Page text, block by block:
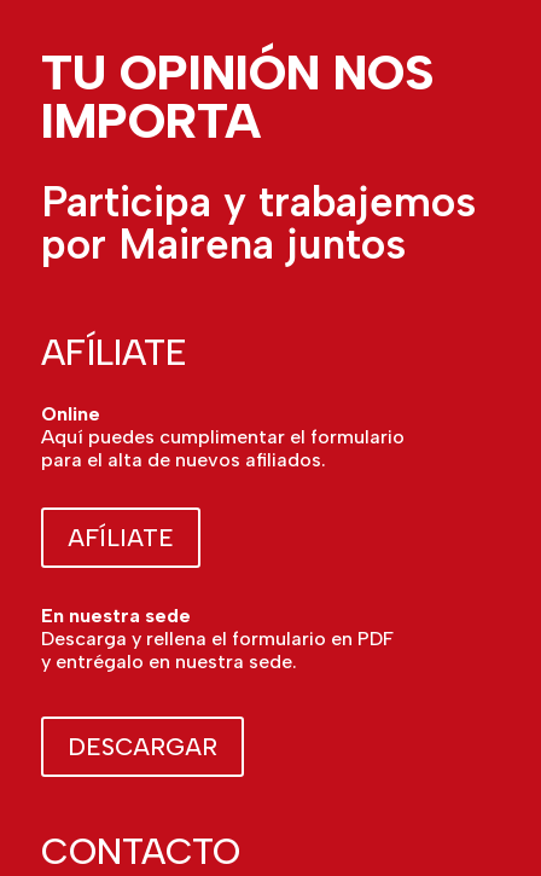
TU OPINIÓN NOS
IMPORTA
Participa y trabajemos
por Mairena juntos
AFÍLIATE
Online
Aquí puedes cumplimentar el formulario
para el alta de nuevos afiliados.
AFÍLIATE
En nuestra sede
Descarga y rellena el formulario en PDF
y entrégalo en nuestra sede.
DESCARGAR
CONTACTO